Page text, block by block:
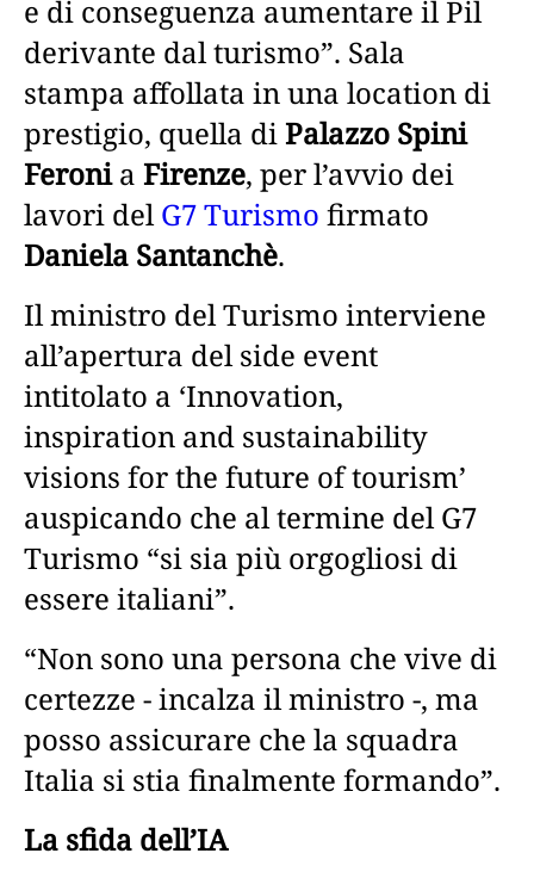
e di conseguenza aumentare il Pil
derivante dal turismo”. Sala
stampa affollata in una location di
prestigio, quella diPalazzo Spini
Feronia Firenze, per l’avvio dei
lavori delG7 Turismo firmato
Daniela Santanchè.
Il ministro del Turismo interviene
all’apertura del side event
intitolato a ‘Innovation,
inspiration and sustainability
visions for the future of tourism’
auspicando che al termine del G7
Turismo “si sia più orgogliosi di
essere italiani”.
“Non sono una persona che vive di
certezze - incalza il ministro -, ma
posso assicurare che la squadra
Italia si stia finalmente formando”.
La sfida dell’IA